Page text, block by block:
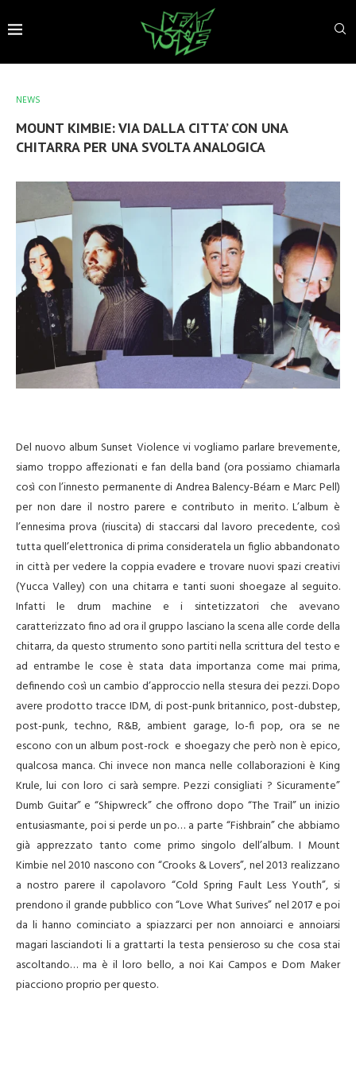
NEWS
MOUNT KIMBIE: VIA DALLA CITTA’ CON UNA
CHITARRA PER UNA SVOLTA ANALOGICA
Del nuovo album Sunset Violence vi vogliamo parlare brevemente,
siamo troppo affezionati e fan della band (ora possiamo chiamarla
così con l’innesto permanente di Andrea Balency-Béarn e Marc Pell)
per non dare il nostro parere e contributo in merito. L’album è
l’ennesima prova (riuscita) di staccarsi dal lavoro precedente, così
tutta quell’elettronica di prima consideratela un figlio abbandonato
in città per vedere la coppia evadere e trovare nuovi spazi creativi
(Yucca Valley) con una chitarra e tanti suoni shoegaze al seguito.
Infatti le drum machine e i sintetizzatori che avevano
caratterizzato fino ad ora il gruppo lasciano la scena alle corde della
chitarra, da questo strumento sono partiti nella scrittura del testo e
ad entrambe le cose è stata data importanza come mai prima,
definendo così un cambio d’approccio nella stesura dei pezzi. Dopo
avere prodotto tracce IDM, di post-punk britannico, post-dubstep,
post-punk, techno, R&B, ambient garage, lo-fi pop, ora se ne
escono con un album post-rock e shoegazy che però non è epico,
qualcosa manca. Chi invece non manca nelle collaborazioni è King
Krule, lui con loro ci sarà sempre. Pezzi consigliati ? Sicuramente”
Dumb Guitar” e “Shipwreck” che offrono dopo “The Trail” un inizio
entusiasmante, poi si perde un po… a parte “Fishbrain” che abbiamo
già apprezzato tanto come primo singolo dell’album. I Mount
Kimbie nel 2010 nascono con “Crooks & Lovers”, nel 2013 realizzano
a nostro parere il capolavoro “Cold Spring Fault Less Youth”, si
prendono il grande pubblico con “Love What Surives” nel 2017 e poi
da li hanno cominciato a spiazzarci per non annoiarci e annoiarsi
magari lasciandoti li a grattarti la testa pensieroso su che cosa stai
ascoltando… ma è il loro bello, a noi Kai Campos e Dom Maker
piacciono proprio per questo.